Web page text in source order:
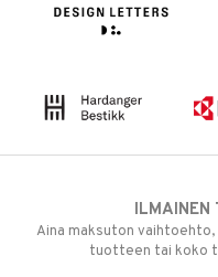
ILMAINEN
Aina maksuton
tuotteen tai koko